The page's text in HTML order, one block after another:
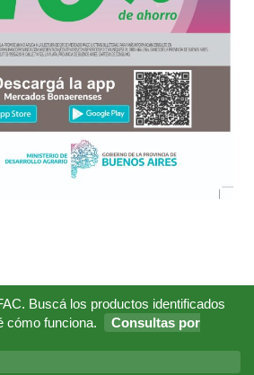
Buscá los productos identificados
cómo funciona.
Consultas por